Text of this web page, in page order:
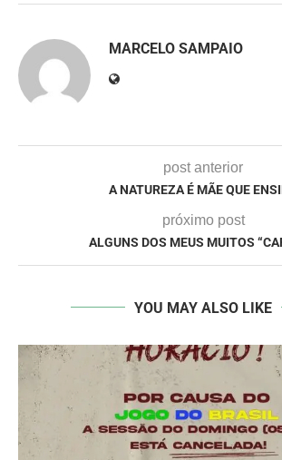
MARCELO SAMPAIO
post anterior
A NATUREZA É MÃE QUE
próximo post
ALGUNS DOS MEUS MUITOS
YOU MAY ALSO LIKE